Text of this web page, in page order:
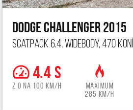
Dodge Challenger 2015
ScatPack 6.4, widebody, 470 koní
4.4 s
z 0 na 100 km/h
Maximum
285 km/h